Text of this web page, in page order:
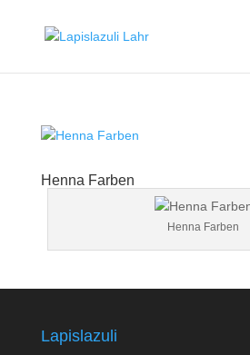
Henna Farben
Henna Farben
Lapislazuli